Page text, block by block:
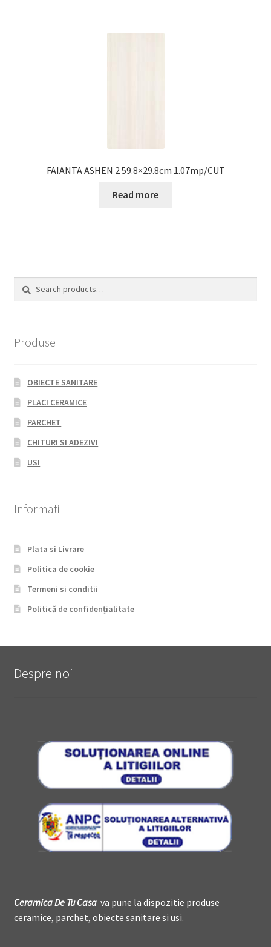
FAIANTA ASHEN 2 59.8×29.8cm 1.07mp/CUT
Read more
Search
Search
Produse
OBIECTE SANITARE
PLACI CERAMICE
PARCHET
CHITURI SI ADEZIVI
USI
Informatii
Plata si Livrare
Politica de cookie
Termeni si conditii
Politică de confidențialitate
Despre noi
Ceramica DeTu Casava pune la dispozitie produse
ceramice, parchet, obiecte sanitare si usi.